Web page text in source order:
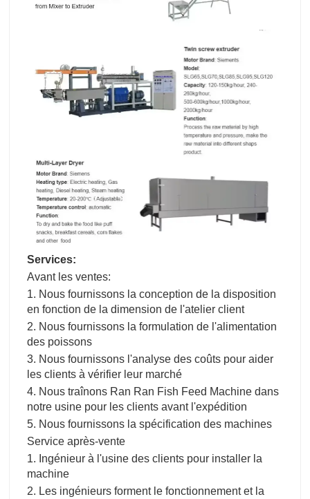
Services:
Avant les ventes:
1. Nous fournissons la conception de la disposition
en fonction de la dimension de l'atelier client
2. Nous fournissons la formulation de l'alimentation
des poissons
3. Nous fournissons l'analyse des coûts pour aider
les clients à vérifier leur marché
4. Nous traînons Ran Ran Fish Feed Machine dans
notre usine pour les clients avant l'expédition
5. Nous fournissons la spécification des machines
Service après-vente
1. Ingénieur à l'usine des clients pour installer la
machine
2. Les ingénieurs forment le fonctionnement et la